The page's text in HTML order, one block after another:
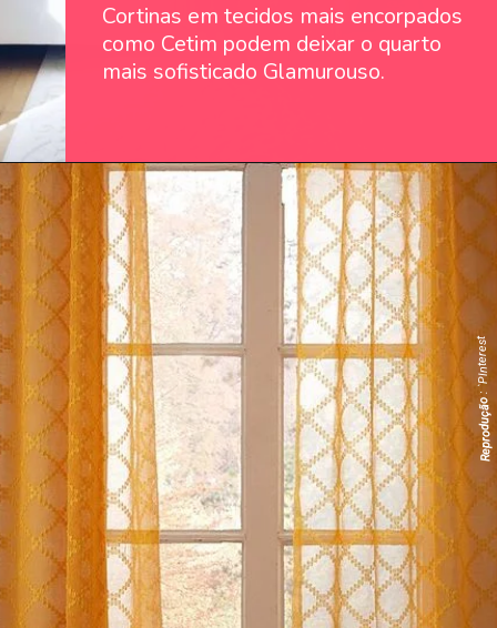
Cortinas em tecidos mais encorpados
como Cetim podem deixar o quarto
mais sofisticado Glamurouso.
Reprodução
: `PInterest